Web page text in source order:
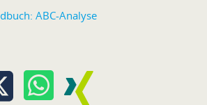
ABC-Analyse